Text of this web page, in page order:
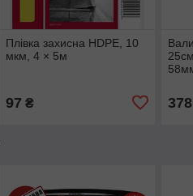
Плівка захисна HDPE, 10
мкм, 4 × 5м
97 ₴ 378